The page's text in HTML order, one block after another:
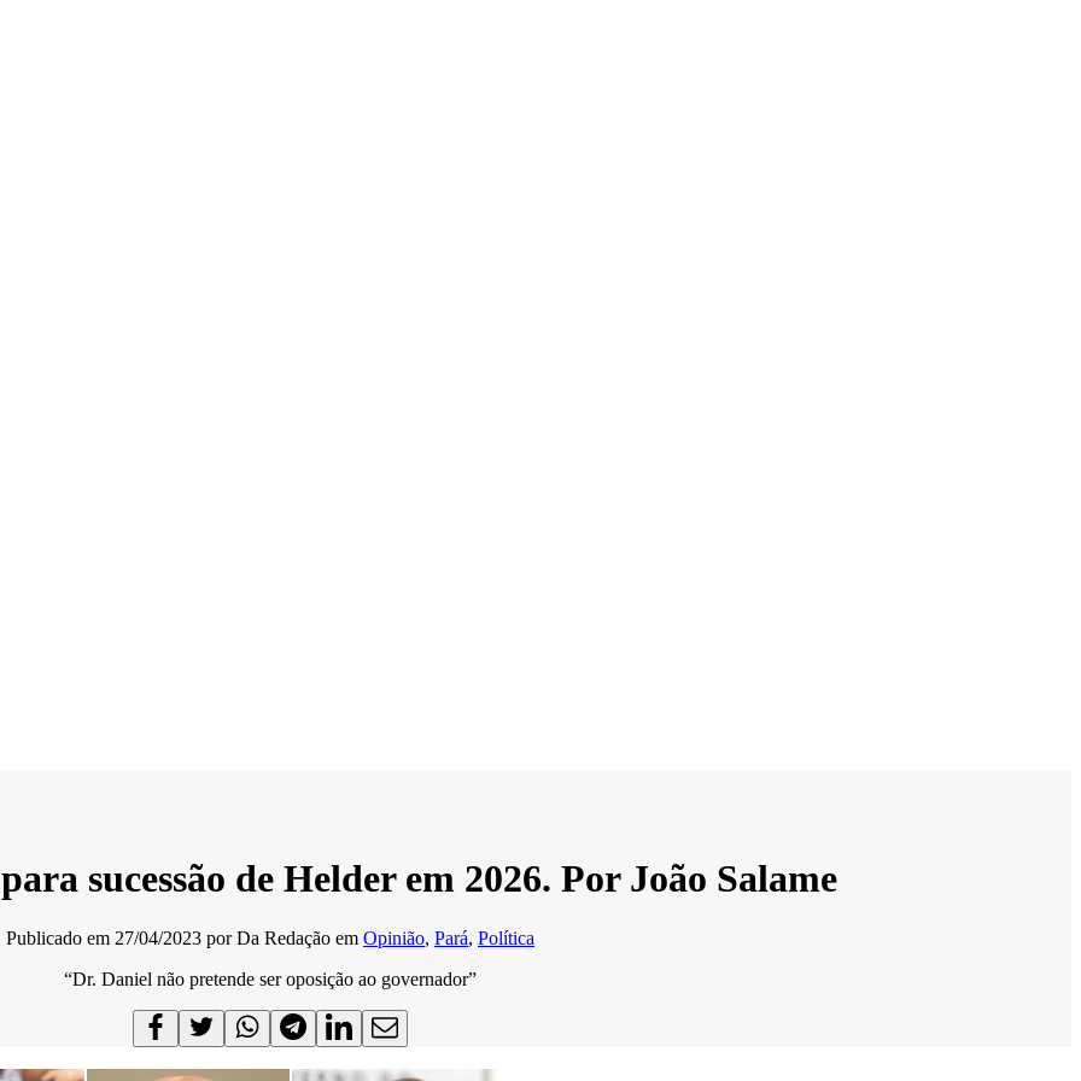
sucessão de Helder em 2026. Por João Salame
Publicado em 27/04/2023 porDa Redação em Opinião, Pará, Política
“Dr. Daniel não pretende ser oposição ao governador”